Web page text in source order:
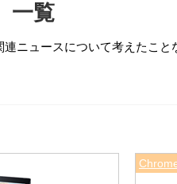
一覧
ニュースについて考えたこと